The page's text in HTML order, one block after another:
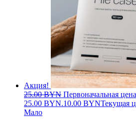
Акция!
25.00BYN Первоначальная
25.00 BYN.10.00 BYNТекущая
Мало